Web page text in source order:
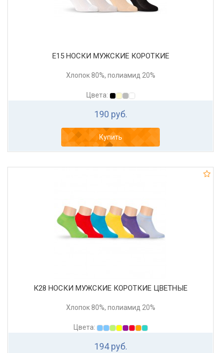
Е15 НОСКИ МУЖСКИЕ КОРОТКИЕ
Хлопок 80%, полиамид 20%
Цвета:
190 руб.
Купить
К28 НОСКИ МУЖСКИЕ КОРОТКИЕ ЦВЕТНЫЕ
Хлопок 80%, полиамид 20%
Цвета:
194 руб.